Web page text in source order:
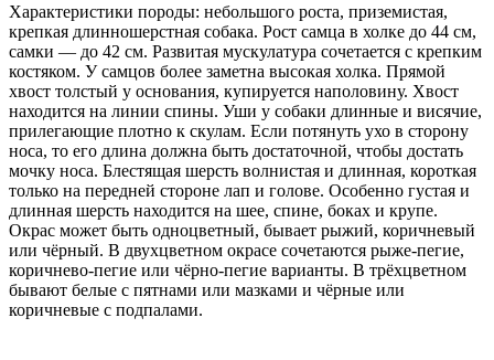
Характеристики породы: небольшого роста, приземистая,
крепкая длинношерстная собака. Рост самца в холке до 44 см,
самки — до 42 см. Развитая мускулатура сочетается с крепким
костяком. У самцов более заметна высокая холка. Прямой
хвост толстый у основания, купируется наполовину. Хвост
находится на линии спины. Уши у собаки длинные и висячие,
прилегающие плотно к скулам. Если потянуть ухо в сторону
носа, то его длина должна быть достаточной, чтобы достать
мочку носа. Блестящая шерсть волнистая и длинная, короткая
только на передней стороне лап и голове. Особенно густая и
длинная шерсть находится на шее, спине, боках и крупе.
Окрас может быть одноцветный, бывает рыжий, коричневый
или чёрный. В двухцветном окрасе сочетаются рыже-пегие,
коричнево-пегие или чёрно-пегие варианты. В трёхцветном
бывают белые с пятнами или мазками и чёрные или
коричневые с подпалами.